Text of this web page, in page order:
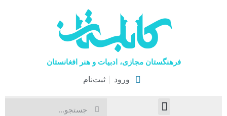
فرهنگستان مجازی، ادبیات و هنر افغانستان
ورود ثبت‌نام